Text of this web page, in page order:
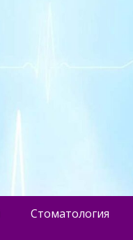
Стоматология